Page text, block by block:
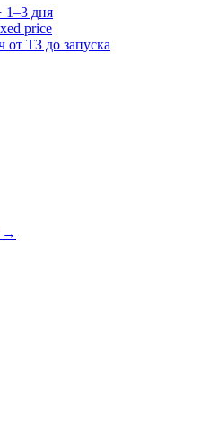
1–3 дня
price
ТЗ до запуска
→